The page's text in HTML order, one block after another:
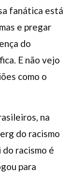
fanática está
e pregar
do
E não vejo
como o
na
do racismo
racismo é
para